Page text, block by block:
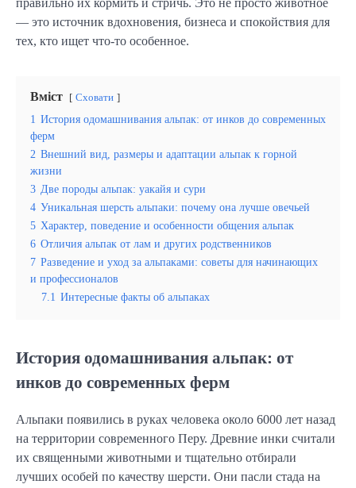
— это источник вдохновения, бизнеса и спокойствия для
тех, кто ищет что-то особенное.
Вміст Сховати
1 История одомашнивания альпак: от инков до современных
ферм
2 Внешний вид, размеры и адаптации альпак к горной
жизни
3 Две породы альпак: уакайя и сури
4 Уникальная шерсть альпаки: почему она лучше овечьей
5 Характер, поведение и особенности общения альпак
6 Отличия альпак от лам и других родственников
7 Разведение и уход за альпаками: советы для начинающих
и профессионалов
7.1 Интересные факты об альпаках
История одомашнивания альпак: от
инков до современных ферм
Альпаки появились в руках человека около 6000 лет назад
на территории современного Перу. Древние инки считали
их священными животными и тщательно отбирали
лучших особей по качеству шерсти. Они пасли стада на